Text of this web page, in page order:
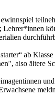
ab
also ältere